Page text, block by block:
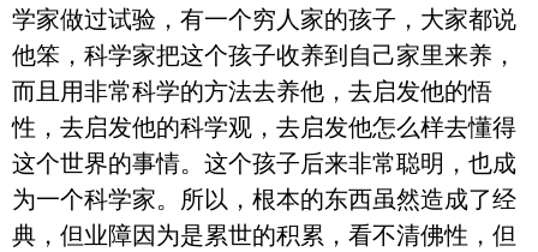
学家做过试验，有一个穷人家的孩子，大家都说
他笨，科学家把这个孩子收养到自己家里来养，
而且用非常科学的方法去养他，去启发他的悟
性，去启发他的科学观，去启发他怎么样去懂得
这个世界的事情。这个孩子后来非常聪明，也成
为一个科学家。所以，根本的东西虽然造成了经
典，但业障因为是累世的积累，看不清佛性，但